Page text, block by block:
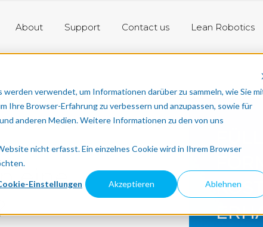
verwendet, um Informationen darüber zu sammeln, wie Sie
Browser-Erfahrung zu verbessern und anzupassen, sowie für
anderen Medien. Weitere Informationen zu den von uns
nicht erfasst. Ein einzelnes Cookie wird in Ihrem Browser
Einstellungen Akzeptieren Ablehnen
About Support Contact us Lean Robotics
eine